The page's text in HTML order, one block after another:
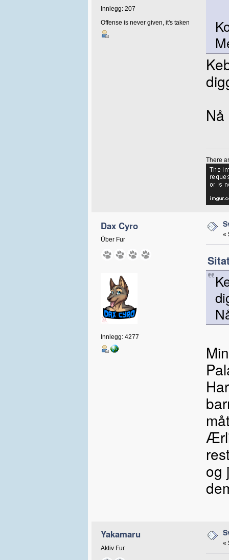
Innlegg: 207
Offense is never given, it's taken
There
Dax Cyro
Über Fur
Innlegg: 4277
«
og
Yakamaru
Aktiv Fur
«